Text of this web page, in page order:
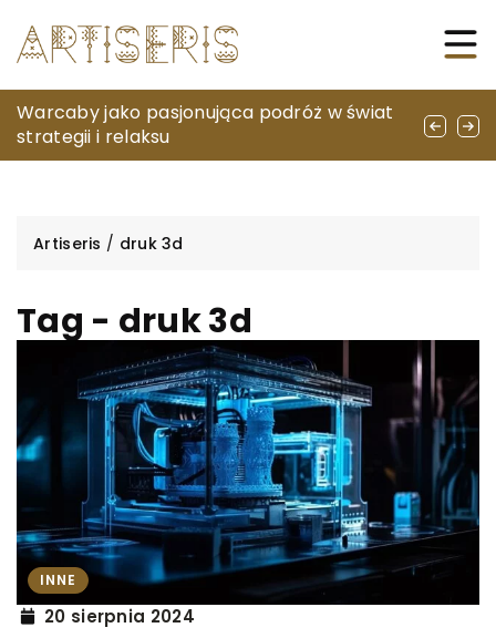
Jakie cechy powinien mieć idealny portfel
skórzany?
Warcaby jako pasjonująca podróż w świat
strategii i relaksu
Jak wybrać optymalne rozwiązanie do
klimatyzacji i wentylacji w domu?
Artiseris / druk 3d
Tag - druk 3d
INNE
20 sierpnia 2024